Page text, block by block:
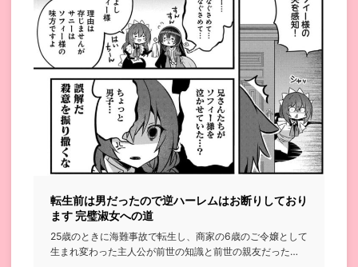
転生前は男だったので逆ハーレムはお断りしており
ます 完璧淑女への道
25歳のときに海難事故で転生し、商家の6歳のご令嬢として
生まれ変わった主人公が前世の知識と前世の親友だった